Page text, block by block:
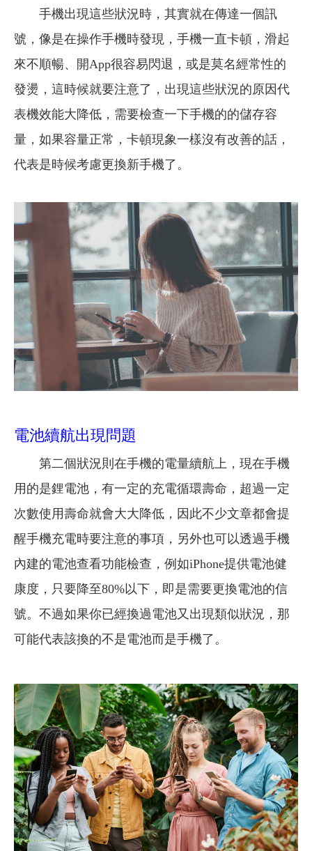
手機出現這些狀況時，其實就在傳達一個訊
號，像是在操作手機時發現，手機一直卡頓，滑起
來不順暢、開App很容易閃退，或是莫名經常性的
發燙，這時候就要注意了，出現這些狀況的原因代
表機效能大降低，需要檢查一下手機的的儲存容
量，如果容量正常，卡頓現象一樣沒有改善的話，
代表是時候考慮更換新手機了。
電池續航出現問題
第二個狀況則在手機的電量續航上，現在手機
用的是鋰電池，有一定的充電循環壽命，超過一定
次數使用壽命就會大大降低，因此不少文章都會提
醒手機充電時要注意的事項，另外也可以透過手機
內建的電池查看功能檢查，例如iPhone提供電池健
康度，只要降至80%以下，即是需要更換電池的信
號。不過如果你已經換過電池又出現類似狀況，那
可能代表該換的不是電池而是手機了。